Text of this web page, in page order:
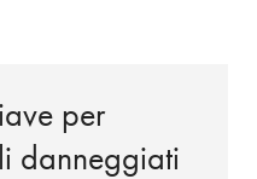
per
danneggiati